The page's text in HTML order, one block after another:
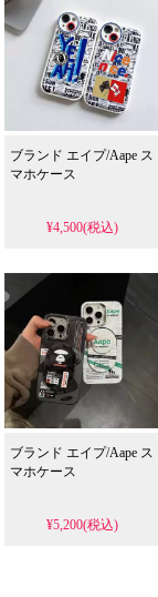
ブランド エイプ/Aape ス
マホケース
¥4,500(税込)
ブランド エイプ/Aape ス
マホケース
¥5,200(税込)